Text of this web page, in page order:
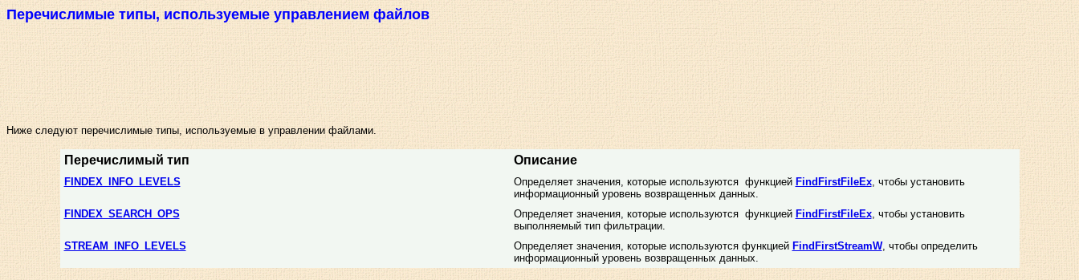
Перечислимые типы, используемые управлением файлов
Ниже следуют перечислимые типы, используемые в управлении файлами.
Перечислимый тип Описание
FINDEX_INFO_LEVELS Определяет значения, которые используются функцией FindFirstFileEx, чтобы установить
информационный уровень возвращенных данных.
FINDEX_SEARCH_OPS
Определяет значения, которые используются функцией FindFirstFileEx, чтобы установить
выполняемый тип фильтрации.
STREAM_INFO_LEVELS
Определяет значения, которые используются функцией FindFirstStreamW, чтобы определить
информационный уровень возвращенных данных.